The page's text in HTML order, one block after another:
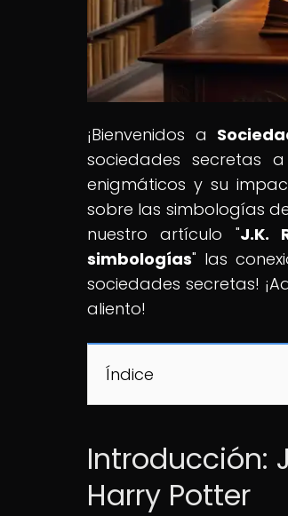
¡Bienvenidos a
sociedades secretas
enigmáticos y su
sobre las simbologías
nuestro artículo "J.K.
simbologías" las
sociedades secretas!
aliento!
Índice
Introducción:
Harry Potter